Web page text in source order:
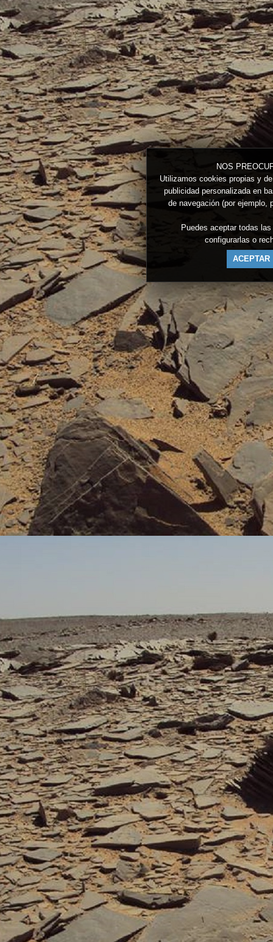
NOS
Utilizamos cookies propias y
publicidad personalizada en
de navegación (por
Puedes aceptar todas
configurarlas o
ACEPTAR